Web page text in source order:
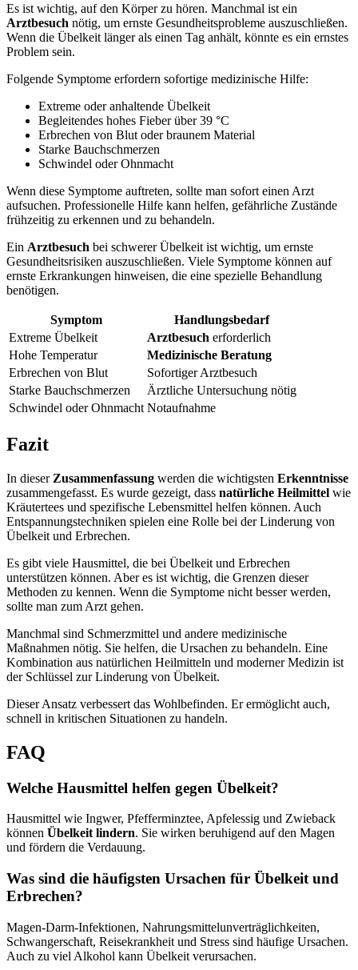
Es ist wichtig, auf den Körper zu hören. Manchmal ist ein
Arztbesuch nötig, um ernste Gesundheitsprobleme auszuschließen.
Wenn die Übelkeit länger als einen Tag anhält, könnte es ein ernstes
Problem sein.
Folgende Symptome erfordern sofortige medizinische Hilfe:
Extreme oder anhaltende Übelkeit
Begleitendes hohes Fieber über 39 °C
Erbrechen von Blut oder braunem Material
Starke Bauchschmerzen
Schwindel oder Ohnmacht
Wenn diese Symptome auftreten, sollte man sofort einen Arzt
aufsuchen. Professionelle Hilfe kann helfen, gefährliche Zustände
frühzeitig zu erkennen und zu behandeln.
Ein Arztbesuch bei schwerer Übelkeit ist wichtig, um ernste
Gesundheitsrisiken auszuschließen. Viele Symptome können auf
ernste Erkrankungen hinweisen, die eine spezielle Behandlung
benötigen.
Symptom
Handlungsbedarf
Extreme Übelkeit
Arztbesuch erforderlich
Hohe Temperatur
Medizinische Beratung
Erbrechen von Blut
Sofortiger Arztbesuch
Starke Bauchschmerzen
Ärztliche Untersuchung nötig
Schwindel oder Ohnmacht Notaufnahme
Fazit
In dieser Zusammenfassung werden die wichtigsten Erkenntnisse
zusammengefasst. Es wurde gezeigt, dass natürliche Heilmittel wie
Kräutertees und spezifische Lebensmittel helfen können. Auch
Entspannungstechniken spielen eine Rolle bei der Linderung von
Übelkeit und Erbrechen.
Es gibt viele Hausmittel, die bei Übelkeit und Erbrechen
unterstützen können. Aber es ist wichtig, die Grenzen dieser
Methoden zu kennen. Wenn die Symptome nicht besser werden,
sollte man zum Arzt gehen.
Manchmal sind Schmerzmittel und andere medizinische
Maßnahmen nötig. Sie helfen, die Ursachen zu behandeln. Eine
Kombination aus natürlichen Heilmitteln und moderner Medizin ist
der Schlüssel zur Linderung von Übelkeit.
Dieser Ansatz verbessert das Wohlbefinden. Er ermöglicht auch,
schnell in kritischen Situationen zu handeln.
FAQ
Welche Hausmittel helfen gegen Übelkeit?
Hausmittel wie Ingwer, Pfefferminztee, Apfelessig und Zwieback
können Übelkeit lindern. Sie wirken beruhigend auf den Magen
und fördern die Verdauung.
Was sind die häufigsten Ursachen für Übelkeit und
Erbrechen?
Magen-Darm-Infektionen, Nahrungsmittelunverträglichkeiten,
Schwangerschaft, Reisekrankheit und Stress sind häufige Ursachen.
Auch zu viel Alkohol kann Übelkeit verursachen.